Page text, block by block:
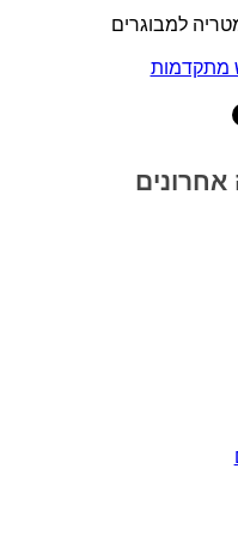
למבוגרים
מתקדמות
אחרונים